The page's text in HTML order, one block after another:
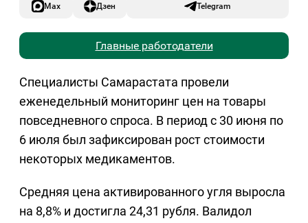
Max Дзен Telegram
Главные работодатели
Специалисты Самарастата провели
еженедельный мониторинг цен на товары
повседневного спроса. В период с 30 июня по
6 июля был зафиксирован рост стоимости
некоторых медикаментов.
Средняя цена активированного угля выросла
на 8,8% и достигла 24,31 рубля. Валидол